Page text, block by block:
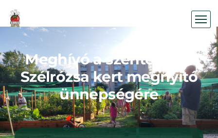
Meghívó a szentendrei
Szélrózsa kert megnyitó
ünnepségére